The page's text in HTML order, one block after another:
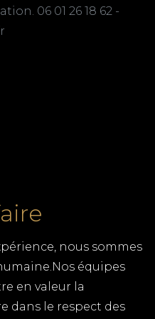
zinc, notre équipe de
met ses
06 01 26 18 62 -
nous sommes
équipes
en valeur la
dans le respect des